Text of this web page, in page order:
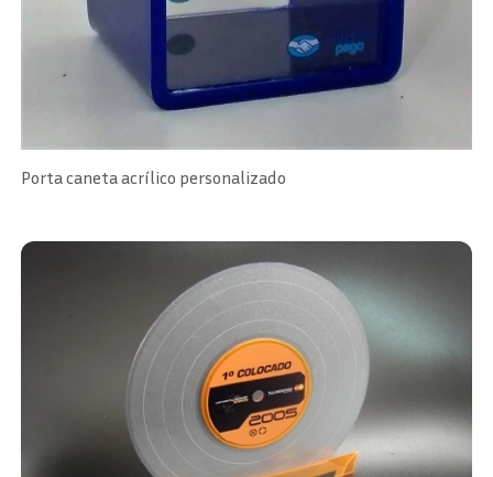
Porta caneta acrílico personalizado